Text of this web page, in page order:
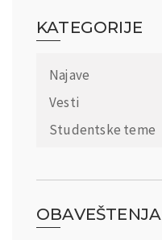
KATEGORIJE
Najave
Vesti
Studentske teme
OBAVEŠTENJA